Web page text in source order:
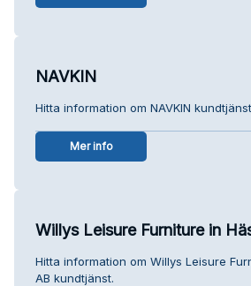
NAVKIN
Hitta information om NAVKIN
Mer info
Willys Leisure Furniture in
Hitta information om Willys Leisure
AB kundtjänst.